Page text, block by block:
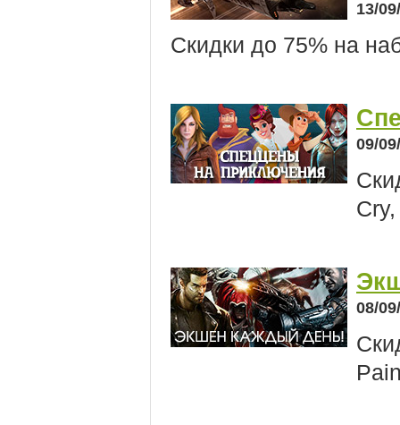
13/
Скидки до 75% на
09/
08/